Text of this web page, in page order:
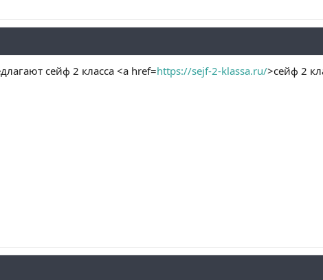
сейф 2 класса <a href=https://sejf-2-klassa.ru/>сейф 2